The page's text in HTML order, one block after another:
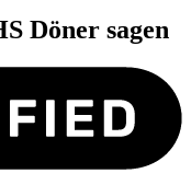
Döner sagen